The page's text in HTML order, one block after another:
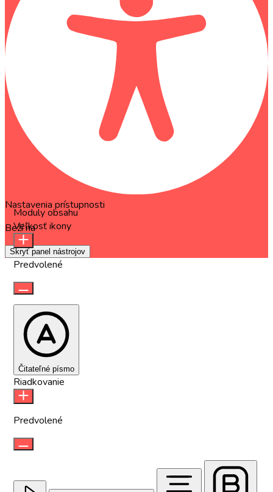
Nastavenia prístupnosti
Beží naOneTap
Skryť panel nástrojov
Moduly obsahu
Veľkosť ikony
Predvolené
Čitateľné písmo
Riadkovanie
Predvolené